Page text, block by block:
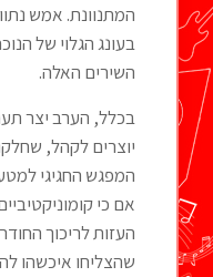
המתנוונת. אמש
בעונג הגלוי של
השירים האלה.
בכלל, הערב יצר
יוצרים לקהל,
המפגש החגיגי
אם כי
העזות לריכוך
שהצליחו איכשהו